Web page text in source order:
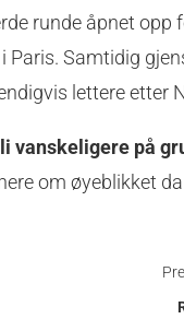
runde åpnet
Samtidig
lettere etter
vanskeligere på
om øyeblikket